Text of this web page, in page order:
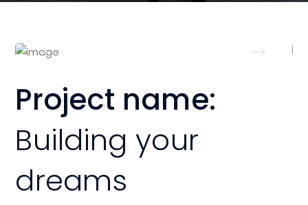
Project name:
Building your
dreams